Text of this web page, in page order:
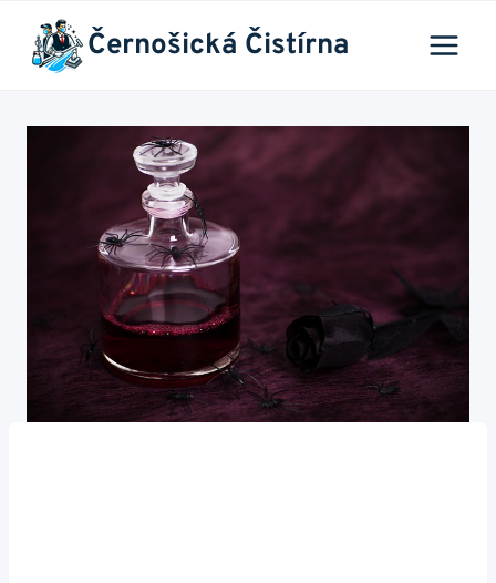
Přeskočit
obsah
Černošická Čistírna